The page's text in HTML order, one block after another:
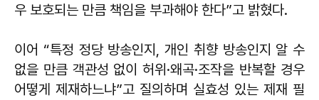
우 보호되는 만큼 책임을 부과해야 한다”고 밝혔다.
이어 “특정 정당 방송인지, 개인 취향 방송인지 알 수
없을 만큼 객관성 없이 허위·왜곡·조작을 반복할 경우
어떻게 제재하느냐”고 질의하며 실효성 있는 제재 필